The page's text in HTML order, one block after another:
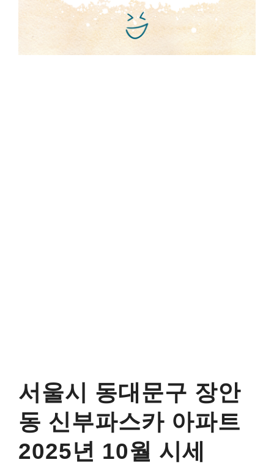
서울시 동대문구 장안
동 신부파스카 아파트
2025년 10월 시세